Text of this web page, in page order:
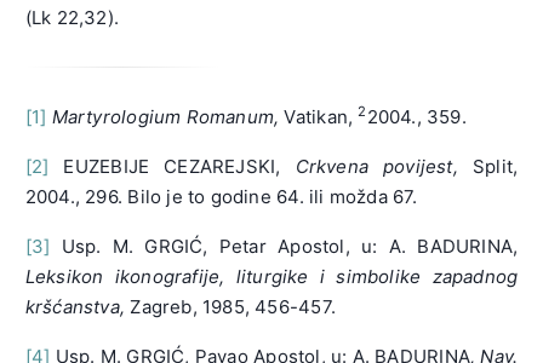
(Lk 22,32).
[1] Martyrologium Romanum, Vatikan,2 2004., 359.
[2] EUZEBIJE CEZAREJSKI, Crkvena povijest, Split,
2004., 296. Bilo je to godine 64. ili možda 67.
[3] Usp. M. GRGIĆ, Petar Apostol, u: A. BADURINA,
Leksikon ikonografije, liturgike i simbolike zapadnog
kršćanstva, Zagreb, 1985, 456-457.
[4] Usp. M. GRGIĆ, Pavao Apostol, u: A. BADURINA, Nav.